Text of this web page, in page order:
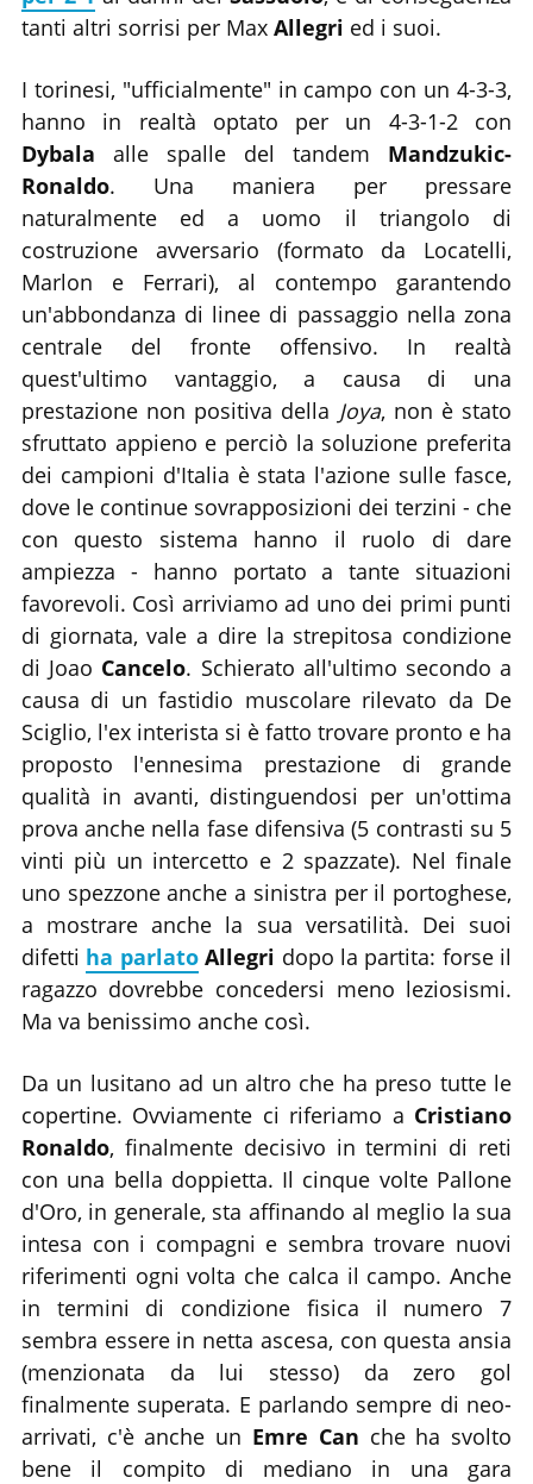
tanti altri sorrisi per Max Allegri ed i suoi.
I torinesi, "ufficialmente" in campo con un 4-3-3,
hanno in realtà optato per un 4-3-1-2 con
Dybala alle spalle del tandem Mandzukic-
Ronaldo. Una maniera per pressare
naturalmente ed a uomo il triangolo di
costruzione avversario (formato da Locatelli,
Marlon e Ferrari), al contempo garantendo
un'abbondanza di linee di passaggio nella zona
centrale del fronte offensivo. In realtà
quest'ultimo vantaggio, a causa di una
prestazione non positiva della Joya, non è stato
sfruttato appieno e perciò la soluzione preferita
dei campioni d'Italia è stata l'azione sulle fasce,
dove le continue sovrapposizioni dei terzini - che
con questo sistema hanno il ruolo di dare
ampiezza - hanno portato a tante situazioni
favorevoli. Così arriviamo ad uno dei primi punti
di giornata, vale a dire la strepitosa condizione
di Joao Cancelo. Schierato all'ultimo secondo a
causa di un fastidio muscolare rilevato da De
Sciglio, l'ex interista si è fatto trovare pronto e ha
proposto l'ennesima prestazione di grande
qualità in avanti, distinguendosi per un'ottima
prova anche nella fase difensiva (5 contrasti su 5
vinti più un intercetto e 2 spazzate). Nel finale
uno spezzone anche a sinistra per il portoghese,
a mostrare anche la sua versatilità. Dei suoi
difetti ha parlato Allegri dopo la partita: forse il
ragazzo dovrebbe concedersi meno leziosismi.
Ma va benissimo anche così.
Da un lusitano ad un altro che ha preso tutte le
copertine. Ovviamente ci riferiamo a Cristiano
Ronaldo, finalmente decisivo in termini di reti
con una bella doppietta. Il cinque volte Pallone
d'Oro, in generale, sta affinando al meglio la sua
intesa con i compagni e sembra trovare nuovi
riferimenti ogni volta che calca il campo. Anche
in termini di condizione fisica il numero 7
sembra essere in netta ascesa, con questa ansia
(menzionata da lui stesso) da zero gol
finalmente superata. E parlando sempre di neo-
arrivati, c'è anche un Emre Can che ha svolto
bene il compito di mediano in una gara